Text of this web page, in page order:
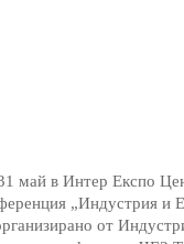
май в Интер Експо
„Индустрия и
от